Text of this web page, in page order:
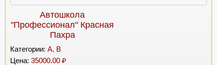
Автошкола
"Профессионал" Красная
Пахра
Категории: A, B
Цена: 35000.00 ₽